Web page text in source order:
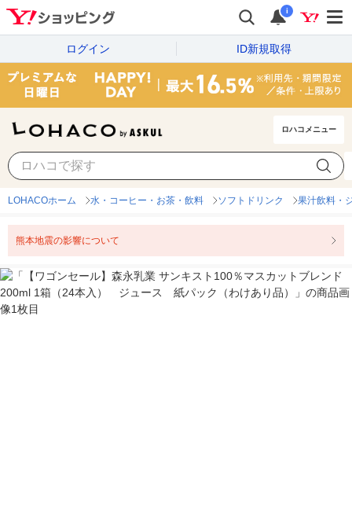
i
ログイン ID新規取得
ロハコメニュー
LOHACOホーム 水・コーヒー・お茶・飲料 ソフトドリンク 果汁飲料・
熊本地震の影響について